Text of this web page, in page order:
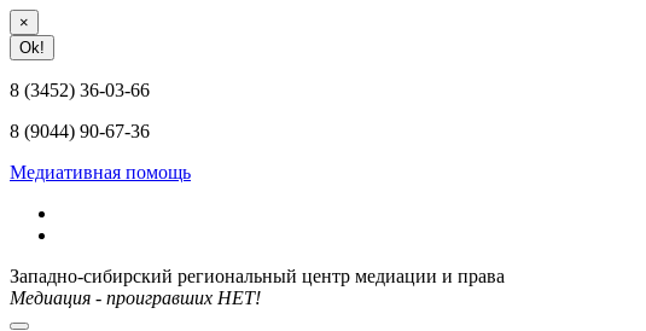
×
Ok!
8 (3452) 36-03-66
8 (9044) 90-67-36
Медиативная помощь
Западно-сибирский региональный центр медиации и права
Медиация - проигравших НЕТ!